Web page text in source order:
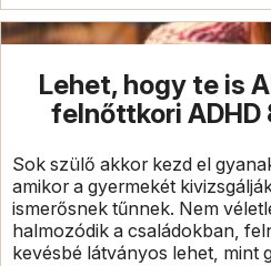
Lehet, hogy te is
felnőttkori ADHD
Sok szülő akkor kezd el
amikor a gyermekét
ismerősnek tűnnek. Nem
halmozódik a családokban,
kevésbé látványos lehet, mint